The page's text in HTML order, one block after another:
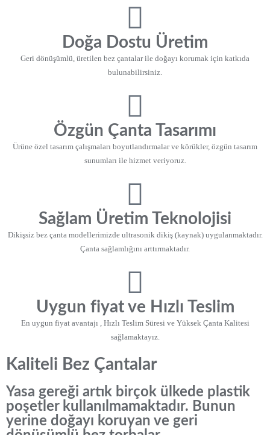
Doğa Dostu Üretim
Geri dönüşümlü, üretilen bez çantalar ile doğayı korumak için katkıda
bulunabilirsiniz.
Özgün Çanta Tasarımı
Ürüne özel tasarım çalışmaları boyutlandırmalar ve körükler, özgün tasarım
sunumları ile hizmet veriyoruz.
Sağlam Üretim Teknolojisi
Dikişsiz bez çanta modellerimizde ultrasonik dikiş (kaynak) uygulanmaktadır.
Çanta sağlamlığını arttırmaktadır.
Uygun fiyat ve Hızlı Teslim
En uygun fiyat avantajı , Hızlı Teslim Süresi ve Yüksek Çanta Kalitesi
sağlamaktayız.
Kaliteli Bez Çantalar
Yasa gereği artık birçok ülkede plastik
poşetler kullanılmamaktadır. Bunun
yerine doğayı koruyan ve geri